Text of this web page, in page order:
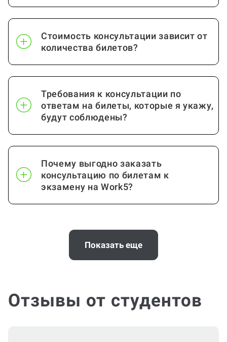
Всеобщая история от стр.
История от стр.
Стоимость консультации зависит от
количества билетов?
Требования к консультации по
ответам на билеты, которые я укажу,
будут соблюдены?
Почему выгодно заказать
консультацию по билетам к
экзамену на Work5?
Когда и как нужно оплачивать
Показать еще
Отзывы от студентов